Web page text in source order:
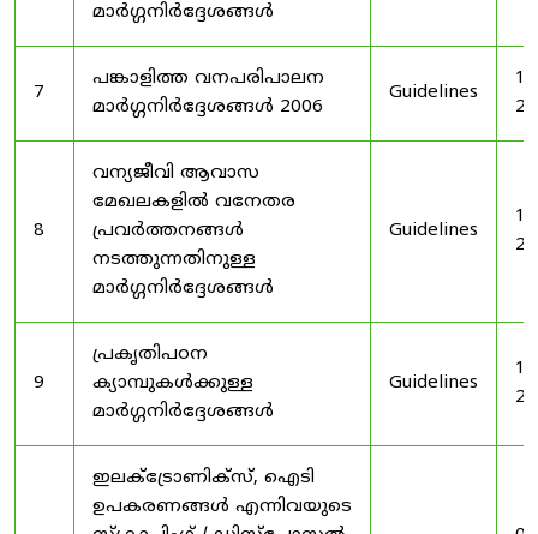
മാർഗ്ഗനിർദ്ദേശങ്ങൾ
7
പങ്കാളിത്ത വനപരിപാലന
മാർഗ്ഗനിർദ്ദേശങ്ങൾ 2006
Guidelines
8
വന്യജീവി ആവാസ
മേഖലകളിൽ വനേതര
പ്രവർത്തനങ്ങൾ
നടത്തുന്നതിനുള്ള
മാർഗ്ഗനിർദ്ദേശങ്ങൾ
Guidelines
9
പ്രകൃതിപഠന
ക്യാമ്പുകൾക്കുള്ള
മാർഗ്ഗനിർദ്ദേശങ്ങൾ
Guidelines
ഇലക്‌ട്രോണിക്‌സ്, ഐടി
ഉപകരണങ്ങൾ എന്നിവയുടെ